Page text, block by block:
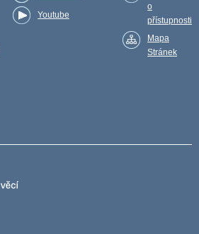
Youtube
o
přístupnosti
Mapa
Stránek